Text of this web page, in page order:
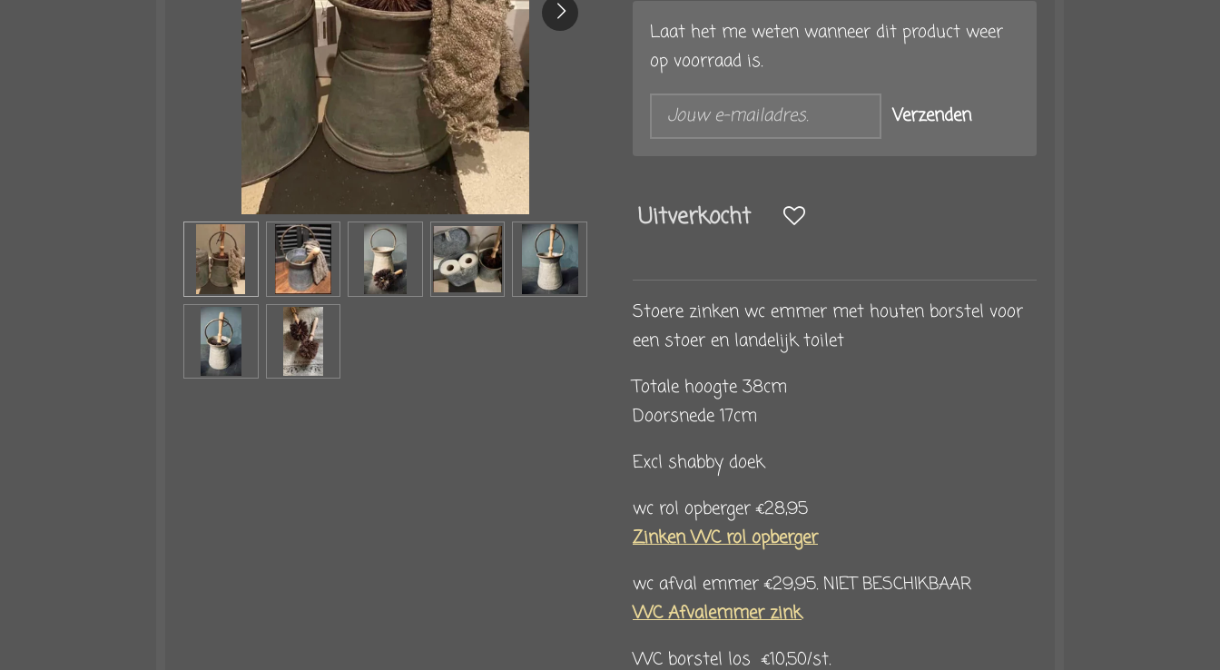
Laat het me weten wanneer dit product weer
op voorraad is.
Verzenden
Uitverkocht
Stoere zinken wc emmer met houten borstel voor
een stoer en landelijk toilet
Totale hoogte 38cm
Doorsnede 17cm
Excl shabby doek
wc rol opberger €28,95
Zinken WC rol opberger
wc afval emmer €29,95. NIET BESCHIKBAAR
WC Afvalemmer zink
WC borstel los €10,50/st.